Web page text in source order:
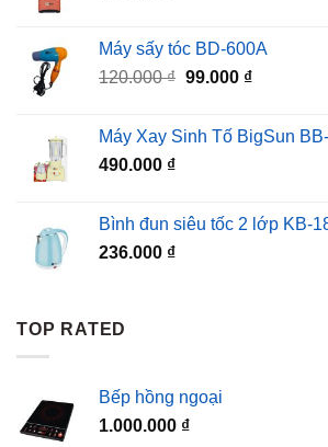
Máy sấy tóc BD-600A
120.000₫ Giá
120.000 ₫.
99.000 ₫Giá
là:
Máy Xay Sinh Tố BigSun
490.000 ₫
Bình đun siêu tốc 2 lớp KB-
236.000 ₫
TOP RATED
Bếp hồng ngoại
1.000.000 ₫